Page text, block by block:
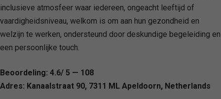
inclusieve atmosfeer waar iedereen, ongeacht leeftijd of
vaardigheidsniveau, welkom is om aan hun gezondheid en
welzijn te werken, ondersteund door deskundige begeleiding en
een persoonlijke touch.
Beoordeling: 4.6/ 5 — 108
Adres: Kanaalstraat 90, 7311 ML Apeldoorn, Netherlands